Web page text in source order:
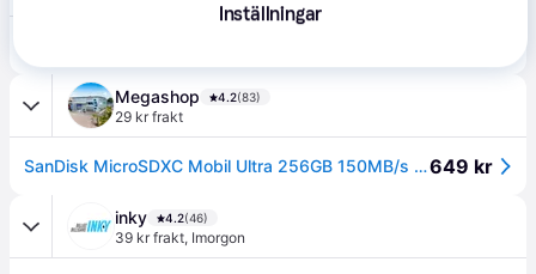
Megashop 4.2(83)
29 kr frakt
SanDisk MicroSDXC Mobil Ultra 256GB 150MB/s UHS-I Adap649 kr
inky 4.2(46)
39 kr frakt, Imorgon
Inställningar